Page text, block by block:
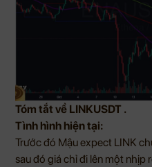
Tóm tắt về LINKUSDT .
Tình hình hiện tại:
Trước đó Mậu expect LINK
sau đó giá chỉ đi lên một